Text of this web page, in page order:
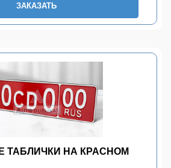
ЗАКАЗАТЬ
ТАБЛИЧКИ НА КРАСНОМ